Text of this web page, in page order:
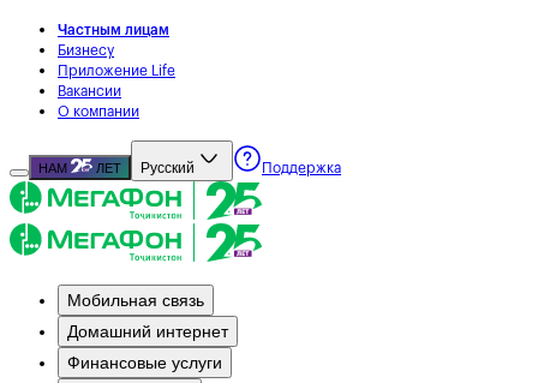
Частным лицам
Бизнесу
Приложение Life
Вакансии
О компании
НАМ ЛЕТ Русский Поддержка
Мобильная связь
Домашний интернет
Финансовые услуги